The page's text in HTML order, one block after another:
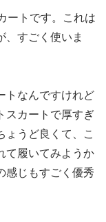
ートです。これは
、すごく使いま
トなんですけれど
スカートで厚すぎ
ょうど良くて、こ
て履いてみようか
感じもすごく優秀